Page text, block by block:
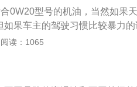
发动机排气异常。不同品牌
缸内，导致排气冒烟异常。3
易产生油泥，使润滑油的散热
，导致流通不顺畅的情况发生。
0W20型号的机油，当然如果
果车主的驾驶习惯比较暴力的
型号的机油。思域1.5t适合
用高一级粘度的机油，如0W30
阅读：1065